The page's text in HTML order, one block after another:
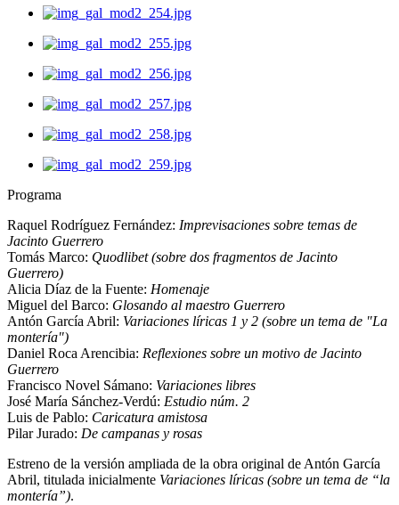
Programa
Raquel Rodríguez Fernández: Imprevisaciones sobre temas de
Jacinto Guerrero
Tomás Marco: Quodlibet (sobre dos fragmentos de Jacinto
Guerrero)
Alicia Díaz de la Fuente: Homenaje
Miguel del Barco: Glosando al maestro Guerrero
Antón García Abril: Variaciones líricas 1 y 2 (sobre un tema de "La
montería")
Daniel Roca Arencibia: Reflexiones sobre un motivo de Jacinto
Guerrero
Francisco Novel Sámano: Variaciones libres
José María Sánchez-Verdú: Estudio núm. 2
Luis de Pablo: Caricatura amistosa
Pilar Jurado: De campanas y rosas
Estreno de la versión ampliada de la obra original de Antón García
Abril, titulada inicialmente Variaciones líricas (sobre un tema de “la
montería”).